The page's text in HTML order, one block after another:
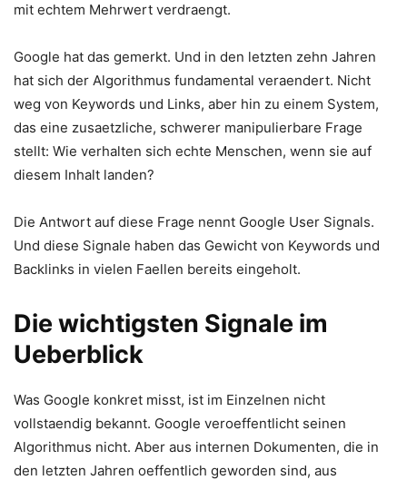
mit echtem Mehrwert verdraengt.
Google hat das gemerkt. Und in den letzten zehn Jahren
hat sich der Algorithmus fundamental veraendert. Nicht
weg von Keywords und Links, aber hin zu einem System,
das eine zusaetzliche, schwerer manipulierbare Frage
stellt: Wie verhalten sich echte Menschen, wenn sie auf
diesem Inhalt landen?
Die Antwort auf diese Frage nennt Google User Signals.
Und diese Signale haben das Gewicht von Keywords und
Backlinks in vielen Faellen bereits eingeholt.
Die wichtigsten Signale im
Ueberblick
Was Google konkret misst, ist im Einzelnen nicht
vollstaendig bekannt. Google veroeffentlicht seinen
Algorithmus nicht. Aber aus internen Dokumenten, die in
den letzten Jahren oeffentlich geworden sind, aus